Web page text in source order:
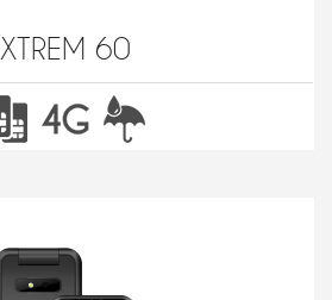
XTREM 60